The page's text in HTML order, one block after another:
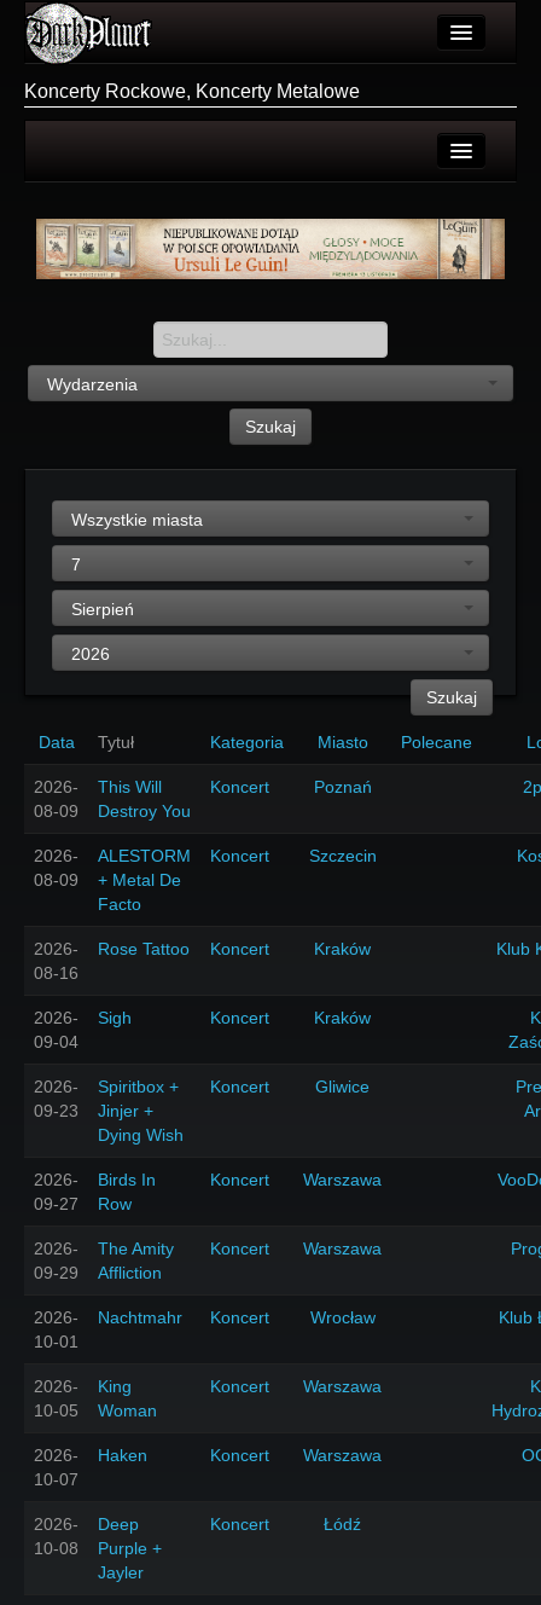
Użytkownicy
Galeria
Forum
Login
Koncerty Rockowe, Koncerty Metalowe
Polecane
Rejestracja
Wydarzenia
Szukaj
Wszystkie miasta
7
Sierpień
2026
Szukaj
Data Tytuł Kategoria Miasto Polecane
2026-
08-09
This Will
Destroy You
Koncert Poznań
2026-
08-09
ALESTORM
+ Metal De
Facto
Koncert Szczecin
2026-
08-16
Rose Tattoo Koncert Kraków Klub
2026-
09-04
Sigh Koncert Kraków
2026-
09-23
Spiritbox +
Jinjer +
Dying Wish
Koncert Gliwice
2026-
09-27
Birds In
Row
Koncert Warszawa
2026-
09-29
The Amity
Affliction
Koncert Warszawa
2026-
10-01
Nachtmahr Koncert Wrocław Klub
2026-
10-05
King
Woman
Koncert Warszawa
2026-
10-07
Haken Koncert Warszawa
2026-
10-08
Deep
Purple +
Jayler
Koncert Łódź